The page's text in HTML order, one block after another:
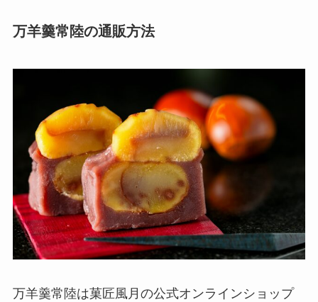
万羊羹常陸の通販方法
万羊羹常陸は菓匠風月の公式オンラインショップ